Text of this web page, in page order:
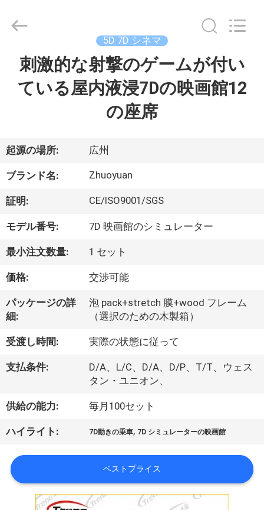
VR
シ
私
た
ち
に
関
し
工
2016
5D 7D シネマ
刺激的な射撃のゲームが付い
ている屋内液浸7Dの映画館12
の座席
起源の場所: 広州
ブランド名: Zhuoyuan
証明: CE/ISO9001/SGS
モデル番号: 7D 映画館のシミュレーター
最小注文数量: 1 セット
価格: 交渉可能
パッケージの詳
細:
泡 pack+stretch 膜+wood フレーム
（選択のための木製箱）
受渡し時間: 実際の状態に従って
支払条件:
D/A、L/C、D/A、D/P、T/T、ウェス
タン・ユニオン、
供給の能力: 毎月100セット
ハイライト: 7D動きの乗車, 7D シミュレーターの映画館
ベストプライス